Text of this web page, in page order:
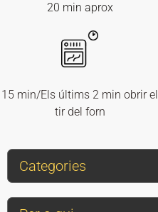
20 min aprox
15 min/Els últims 2 min obrir el
tir del forn